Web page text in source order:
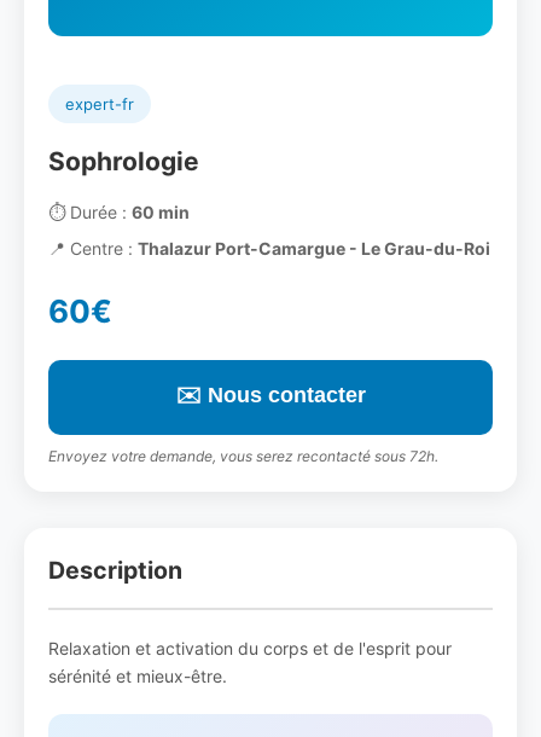
expert-fr
Sophrologie
⏱️Durée : 60 min
📍 Centre : Thalazur Port-Camargue - Le Grau-du-Roi
60€
✉️ Nous contacter
Envoyez votre demande, vous serez recontacté sous 72h.
Description
Relaxation et activation du corps et de l'esprit pour
sérénité et mieux-être.